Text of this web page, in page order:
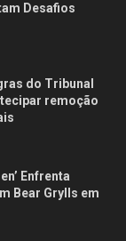
Desafios
do Tribunal
remoção
Enfrenta
Bear Grylls em